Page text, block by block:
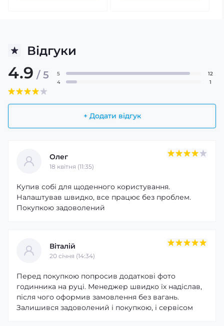
Функції для здоров'я та активного
способу життя
корисних можливостей для щоденної активності.
Годинник підтримує GPS-маркер розташування, фітнес-
трекер, моніторинг серцевого ритму, крокомір та інші
Відгуки
4.9 / 5
+ Додати відгук
5
12
4
1
Олег
18 квітня (11:35)
Купив собі для щоденного користування.
Налаштував швидко, все працює без проблем.
Покупкою задоволений
Віталій
20 cічня (14:34)
Перед покупкою попросив додаткові фото
годинника на руці. Менеджер швидко їх надіслав,
після чого оформив замовлення без вагань.
Залишився задоволений і покупкою, і сервісом